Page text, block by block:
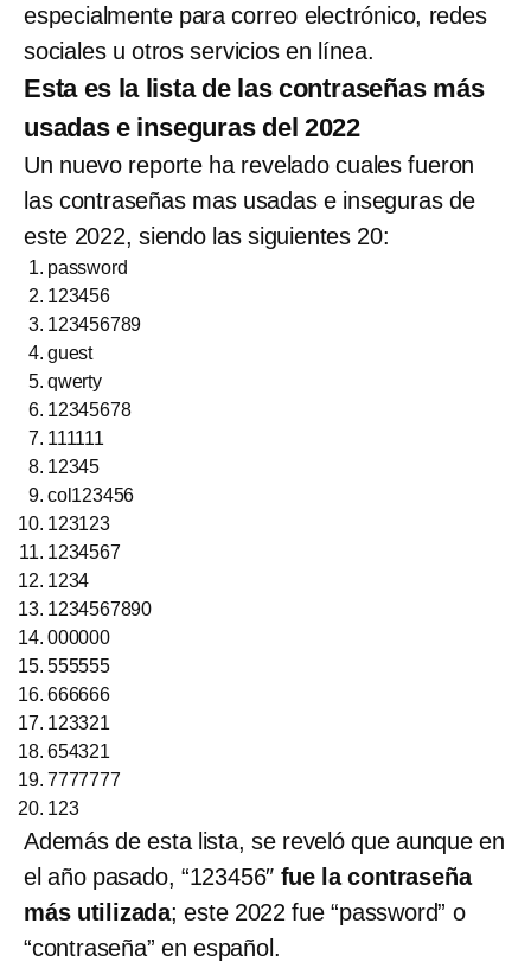
especialmente para correo electrónico, redes
sociales u otros servicios en línea.
Esta es la lista de las contraseñas más
usadas e inseguras del 2022
Un nuevo reporte ha revelado cuales fueron
las contraseñas mas usadas e inseguras de
este 2022, siendo las siguientes 20:
password
123456
123456789
guest
qwerty
12345678
111111
12345
col123456
123123
1234567
1234
1234567890
000000
555555
666666
123321
654321
7777777
123
Además de esta lista, se reveló que aunque en
el año pasado, “123456″ fue la contraseña
más utilizada; este 2022 fue “password” o
“contraseña” en español.